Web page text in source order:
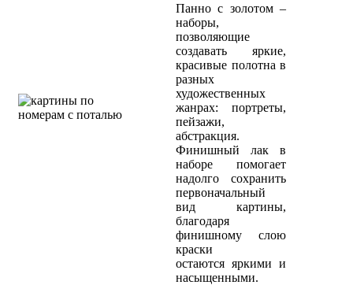
Панно с золотом –
наборы,
позволяющие
создавать яркие,
красивые полотна в
разных
художественных
жанрах: портреты,
пейзажи,
абстракция.
Финишный лак в
наборе помогает
надолго сохранить
первоначальный
вид картины,
благодаря
финишному слою
краски
остаются яркими и
насыщенными.